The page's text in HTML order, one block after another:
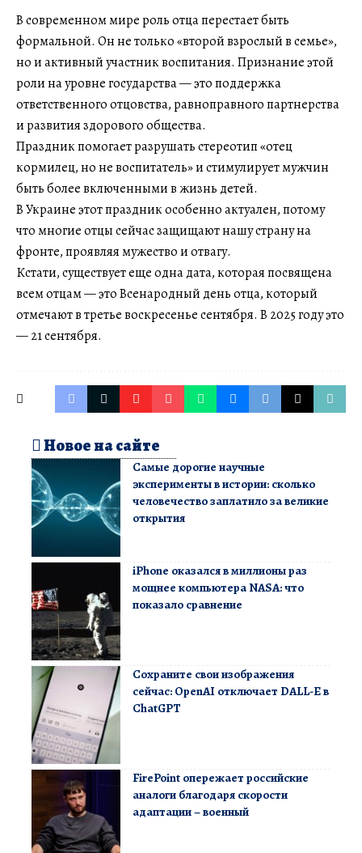
В современном мире роль отца перестает быть
формальной. Он не только «второй взрослый в семье»,
но и активный участник воспитания. Признание этой
роли на уровне государства — это поддержка
ответственного отцовства, равноправного партнерства
и развития здорового общества.
Праздник помогает разрушать стереотип «отец
кормилец, но не воспитатель» и стимулирует мужчин
быть более включенными в жизнь детей.
В Украине этот праздник особенно актуален, потому
что многие отцы сейчас защищают нашу страну на
фронте, проявляя мужество и отвагу.
Кстати, существует еще одна дата, которая посвящена
всем отцам — это Всенародный день отца, который
отмечают в третье воскресенье сентября. В 2025 году это
— 21 сентября.
Новое на сайте
Самые дорогие научные
эксперименты в истории: сколько
человечество заплатило за великие
открытия
iPhone оказался в миллионы раз
мощнее компьютера NASA: что
показало сравнение
Сохраните свои изображения
сейчас: OpenAI отключает DALL-E в
ChatGPT
FirePoint опережает российские
аналоги благодаря скорости
адаптации – военный